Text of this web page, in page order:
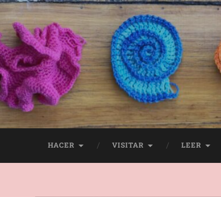
HACER VISITAR LEER